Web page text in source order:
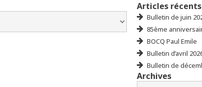
Articles récents
Bulletin de juin
85ème
BOCQ Paul Emile
Bulletin d’avril
Bulletin de
Archives